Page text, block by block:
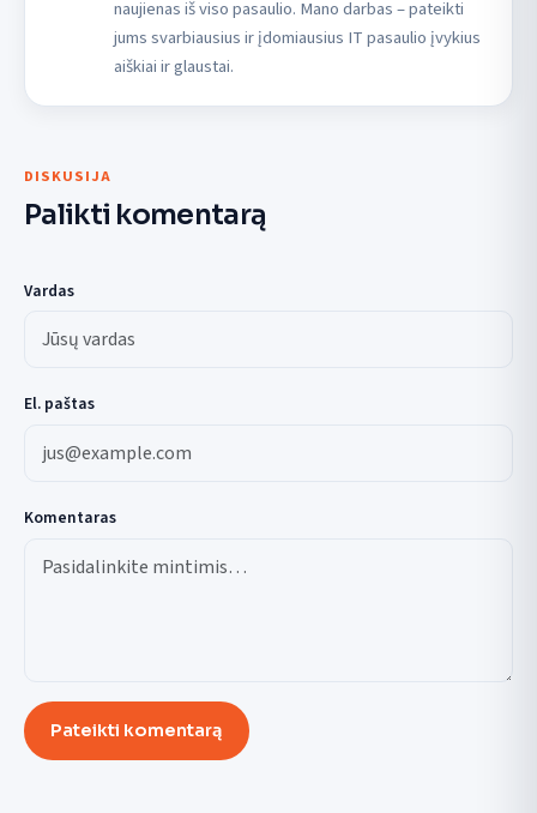
naujienas iš viso pasaulio. Mano darbas – pateikti
jums svarbiausius ir įdomiausius IT pasaulio įvykius
aiškiai ir glaustai.
DISKUSIJA
Palikti komentarą
Vardas
El. paštas
Komentaras
Pateikti komentarą